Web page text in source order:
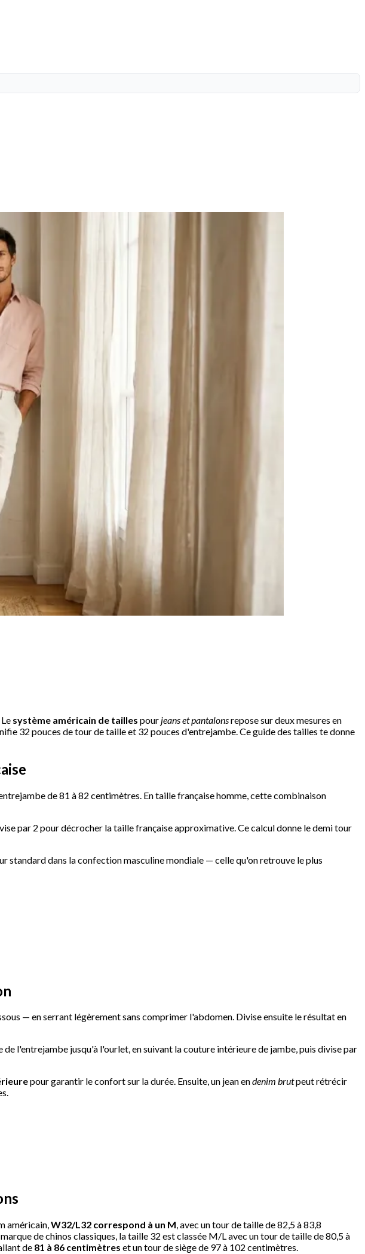
système américain de tailles pour jeans et pantalonsrepose sur deux mesures en
32 pouces de tour de taille et 32 pouces d'entrejambe. Ce guide des tailles te donne
de 81 à 82 centimètres. En taille française homme, cette combinaison
par 2 pour décrocher la taille française approximative. Ce calcul donne le demi tour
standard dans la confection masculine mondiale — celle qu'on retrouve le plus
— en serrant légèrement sans comprimer l'abdomen. Divise ensuite le résultat en
l'entrejambe jusqu'à l'ourlet, en suivant la couture intérieure de jambe, puis divise par
pour garantir le confort sur la durée. Ensuite, un jean endenim brutpeut rétrécir
américain,W32/L32 correspond à un M, avec un tour de taille de 82,5 à 83,8
marque de chinos classiques, la taille 32 est classée M/L avec un tour de taille de 80,5 à
de 81 à 86 centimètres et un tour de siège de 97 à 102 centimètres.